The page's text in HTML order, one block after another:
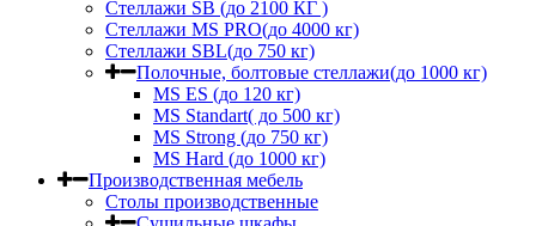
Стеллажи SB (до 2100 КГ )
Стеллажи MS PRO(до 4000 кг)
Стеллажи SBL(до 750 кг)
Полочные, болтовые стеллажи(до 1000 кг)
MS ES (до 120 кг)
MS Standart( до 500 кг)
MS Strong (до 750 кг)
MS Hard (до 1000 кг)
Производственная мебель
Столы производственные